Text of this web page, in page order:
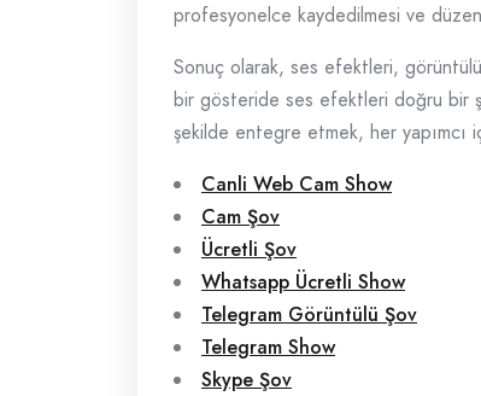
profesyonelce kaydedilmesi ve
Sonuç olarak, ses efektleri,
bir gösteride ses efektleri doğru bir
şekilde entegre etmek, her yapımcı
Canli Web Cam Show
Cam Şov
Ücretli Şov
Whatsapp Ücretli Show
Telegram Görüntülü Şov
Telegram Show
Skype Şov